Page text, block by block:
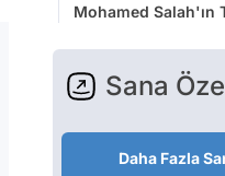
Mohamed Salah'ın
Sana
Daha Fazla